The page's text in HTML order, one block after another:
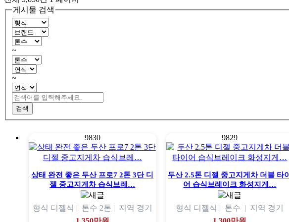
게시물 검색
~
~
검색
9830
상태 완전 좋은 두산 프로7 2톤 3단 디
젤 중고지게차 습식브레…
형식 디젤식 | 톤수 2톤 | 지역 경기
9829
두산 2.5톤 디젤 중고지게차 더블 타이
어 습식브레이크 화성지게…
형식 디젤식 | 톤수 | 지역 경기